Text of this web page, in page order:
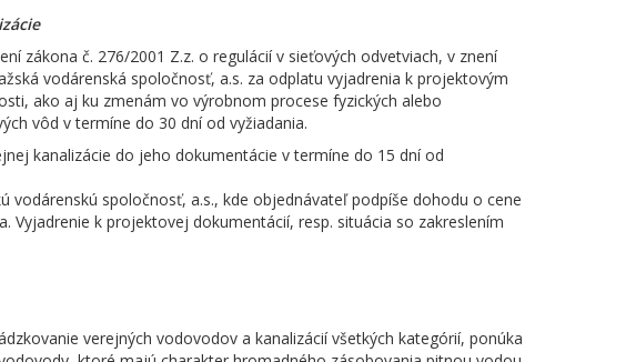
zákona č. 276/2001 Z.z. o regulácií v sieťových odvetviach, v znení
vodárenská spoločnosť, a.s. za odplatu vyjadrenia k projektovým
ako aj ku zmenám vo výrobnom procese fyzických alebo
vôd v termíne do 30 dní od vyžiadania.
kanalizácie do jeho dokumentácie v termíne do 15 dní od
vodárenskú spoločnosť, a.s., kde objednávateľ podpíše dohodu o cene
k projektovej dokumentácií, resp. situácia so zakreslením
verejných vodovodov a kanalizácií všetkých kategórií, ponúka